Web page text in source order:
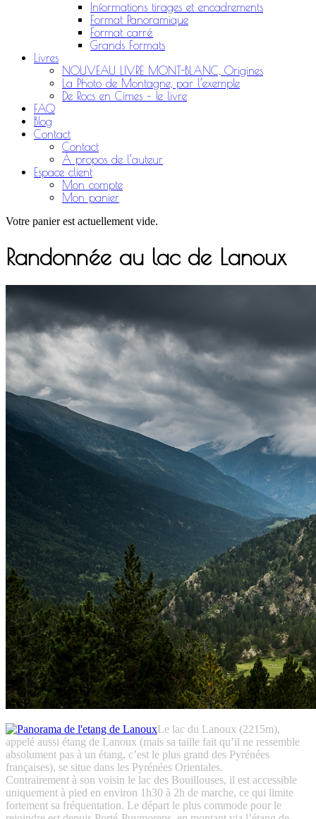
Informations tirages et encadrements
Format Panoramique
Format carré
Grands Formats
Livres
NOUVEAU LIVRE MONT-BLANC, Origines
La Photo de Montagne, par l’exemple
De Rocs en Cimes – le livre
FAQ
Blog
Contact
Contact
À propos de l’auteur
Espace client
Mon compte
Mon panier
Votre panier est actuellement vide.
Randonnée au lac de Lanoux
Le lac du Lanoux (2215m),
appelé aussi étang de Lanoux (mais sa taille fait qu’il ne ressemble
absolument pas à un étang, c’est le plus grand des Pyrénées
françaises), se situe dans les Pyrénées Orientales.
Contrairement à son voisin le lac des Bouillouses, il est accessible
uniquement à pied en environ 1h30 à 2h de marche, ce qui limite
fortement sa fréquentation. Le départ le plus commode pour le